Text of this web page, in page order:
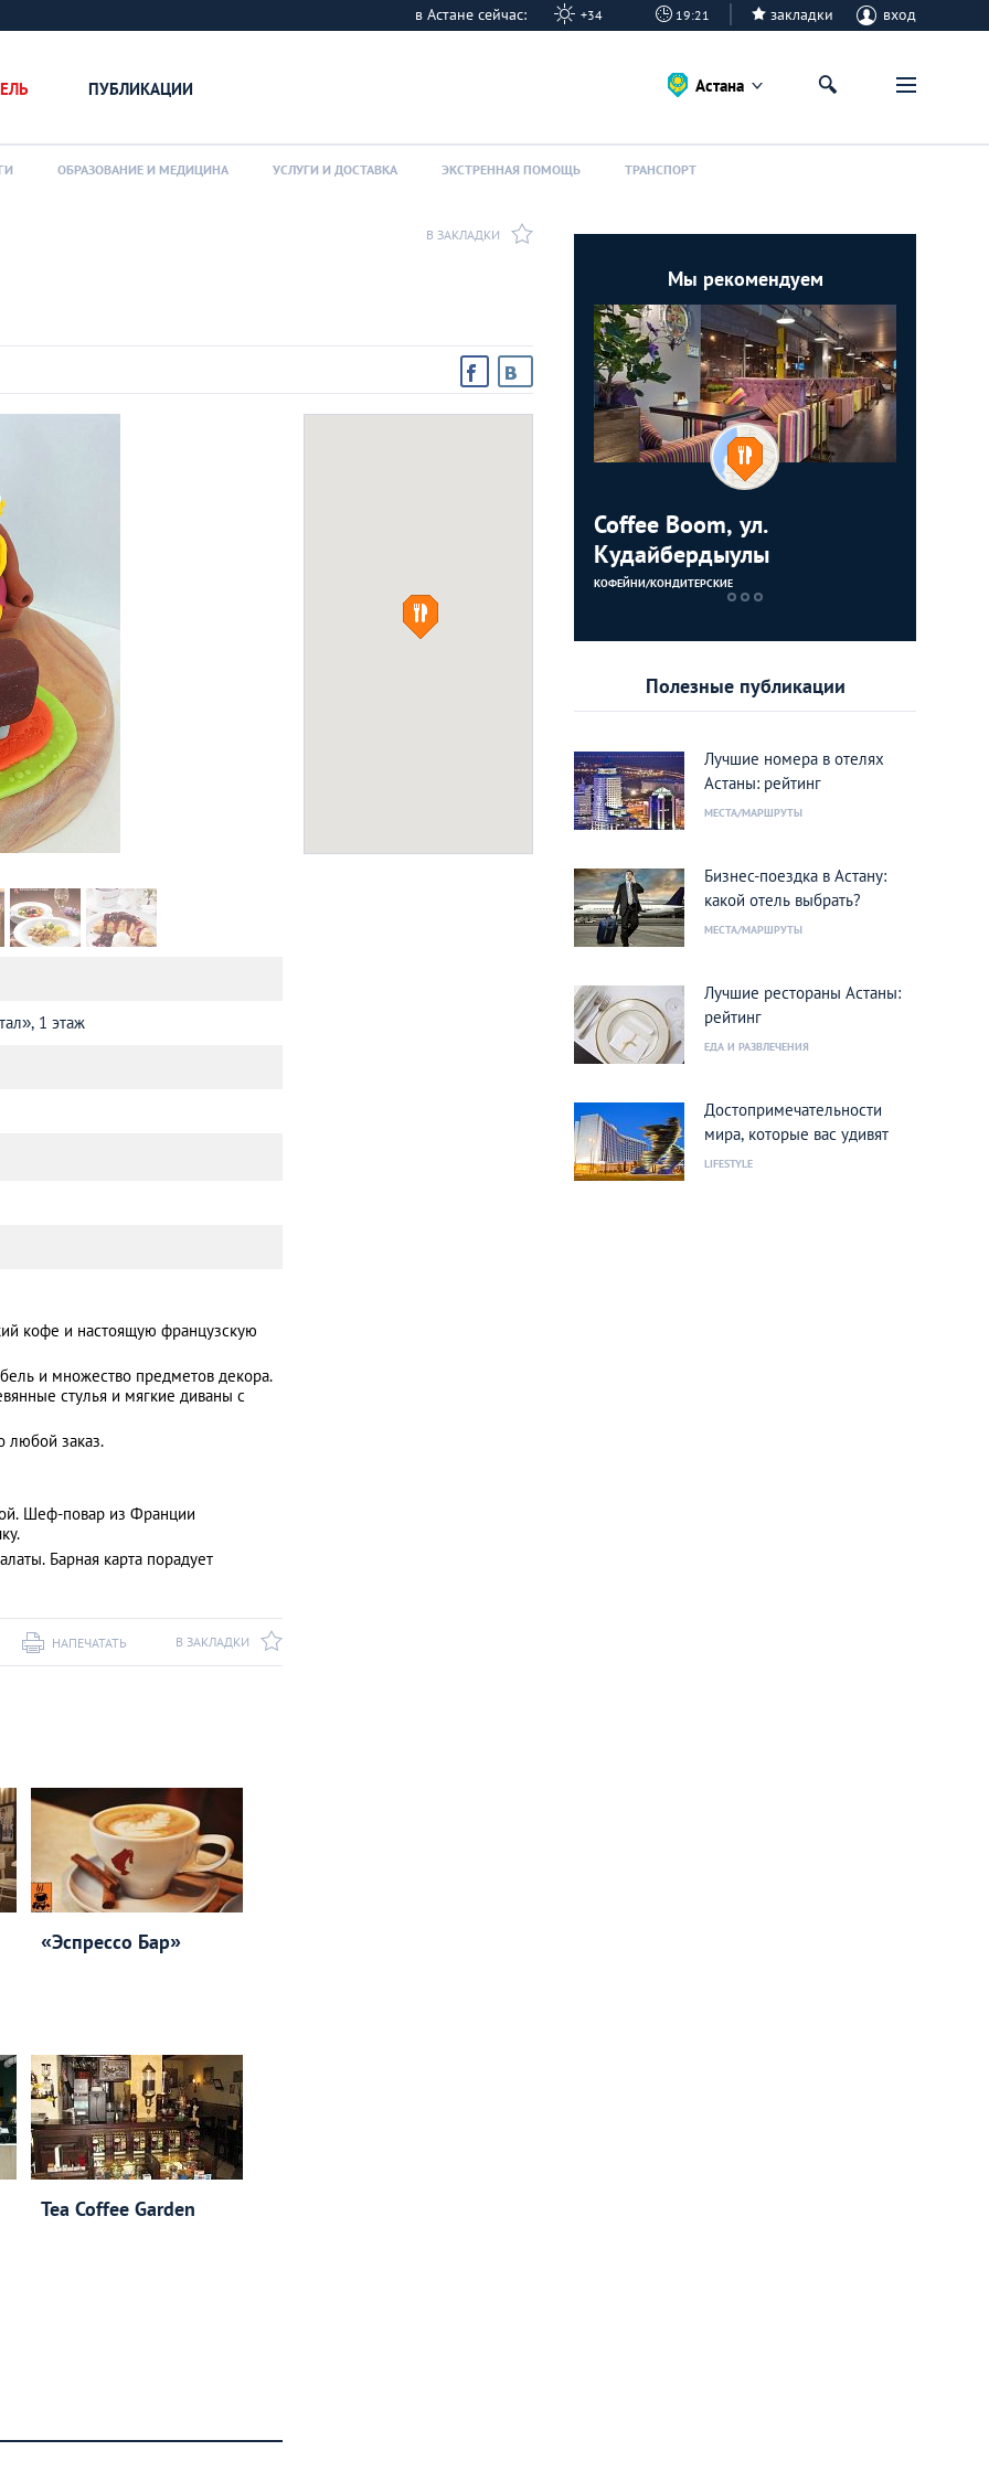
в Астане сейчас: +34 19:21 закладки вход
ПУБЛИКАЦИИ Астана
ОБРАЗОВАНИЕ И МЕДИЦИНА УСЛУГИ И ДОСТАВКА ЭКСТРЕННАЯ ПОМОЩЬ ТРАНСПОРТ
В ЗАКЛАДКИ
1 этаж
кофе и настоящую французскую
и множество предметов декора.
стулья и мягкие диваны с
любой заказ.
Шеф-повар из Франции
Барная карта порадует
В ЗАКЛАДКИ
НАПЕЧАТАТЬ
«Эспрессо Бар»
Tea Coffee Garden
Мы рекомендуем
Coffee Boom, ул.
Кудайбердыулы
КОФЕЙНИ/КОНДИТЕРСКИЕ
Полезные публикации
Лучшие номера в отелях
Астаны: рейтинг
МЕСТА/МАРШРУТЫ
Бизнес-поездка в Астану:
какой отель выбрать?
МЕСТА/МАРШРУТЫ
Лучшие рестораны Астаны:
рейтинг
ЕДА И РАЗВЛЕЧЕНИЯ
Достопримечательности
мира, которые вас удивят
LIFESTYLE